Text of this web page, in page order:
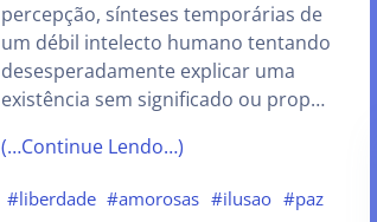
percepção, sínteses temporárias de
um débil intelecto humano tentando
desesperadamente explicar uma
existência sem significado ou prop…
(…Continue Lendo…)
#liberdade #amorosas #ilusao #paz